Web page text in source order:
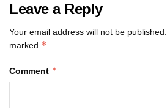
Leave a Reply
Your email address will not be published.
marked *
Comment *